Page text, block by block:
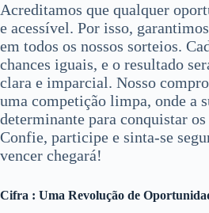
Acreditamos que qualquer
e acessível. Por isso,
em todos os nossos sorteios.
chances iguais, e o resultado
clara e imparcial. Nosso
uma competição limpa, onde a
determinante para conquistar
Confie, participe e sinta-se
vencer chegará!
Cifra : Uma Revolução de